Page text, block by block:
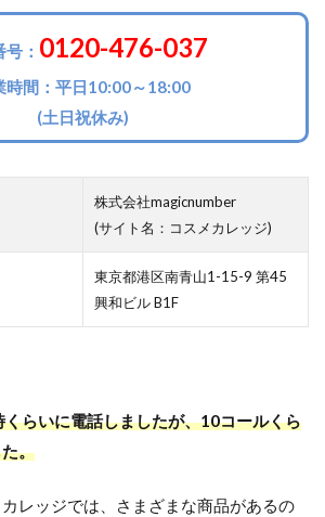
： 0120-476-037
時間：平日10:00～18:00
(土日祝休み)
株式会社magicnumber
(サイト名：コスメカレッジ)
東京都港区南青山1-15-9 第45
興和ビル B1F
らいに電話しましたが、10コールくら
。
レッジでは、さまざまな商品があるの